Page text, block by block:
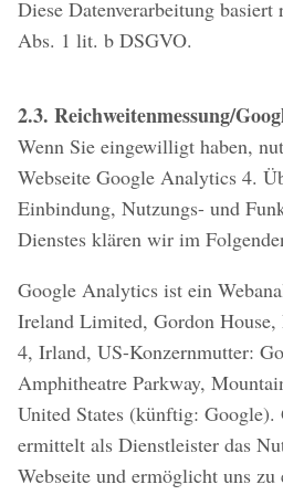
Diese Datenverarbeitung
Abs. 1 lit. b DSGVO.
2.3. Reichweitenmessung/
Wenn Sie eingewilligt haben,
Webseite Google Analytics 4.
Einbindung, Nutzungs- und
Dienstes klären wir im
Google Analytics ist ein
Ireland Limited, Gordon
4, Irland, US-Konzernmutter:
Amphitheatre Parkway,
United States (künftig:
ermittelt als Dienstleister das
Webseite und ermöglicht uns